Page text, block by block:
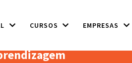
CURSOS EMPRESAS